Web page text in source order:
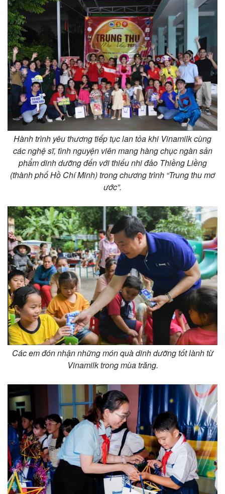
Kinh tế
Bất động sản
Khởi nghiệp
Thị trường
Giá vàng
Tiêu dùng
Giá cà phê
Hành trình yêu thương tiếp tục lan tỏa khi Vinamilk cùng
các nghệ sĩ, tình nguyện viên mang hàng chục ngàn sản
phẩm dinh dưỡng đến với thiếu nhi đảo Thiềng Liềng
(thành phố Hồ Chí Minh) trong chương trình “Trung thu mơ
ước”.
Các em đón nhận những món quà dinh dưỡng tốt lành từ
Vinamilk trong mùa trăng.